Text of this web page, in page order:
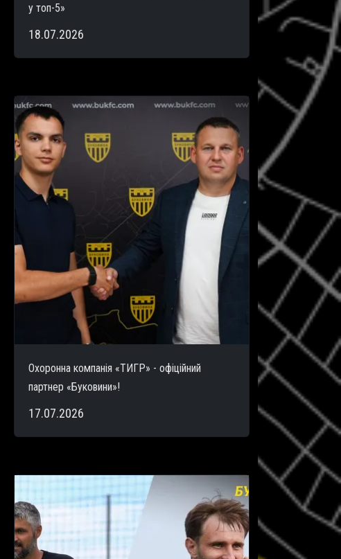
у топ-5»
18.07.2026
Охоронна компанія «ТИГР» - офіційний
партнер «Буковини»!
17.07.2026